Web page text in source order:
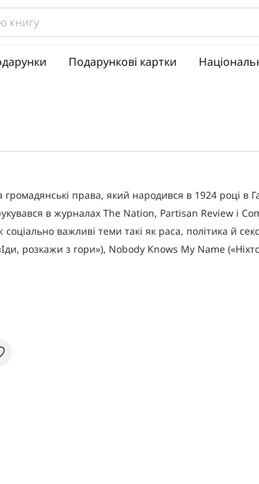
Подарункові картки
права, який народився в 1924 році в
в журналах The Nation, Partisan Review і
важливі теми такі як раса, політика й
розкажи з гори»), Nobody Knows My Name